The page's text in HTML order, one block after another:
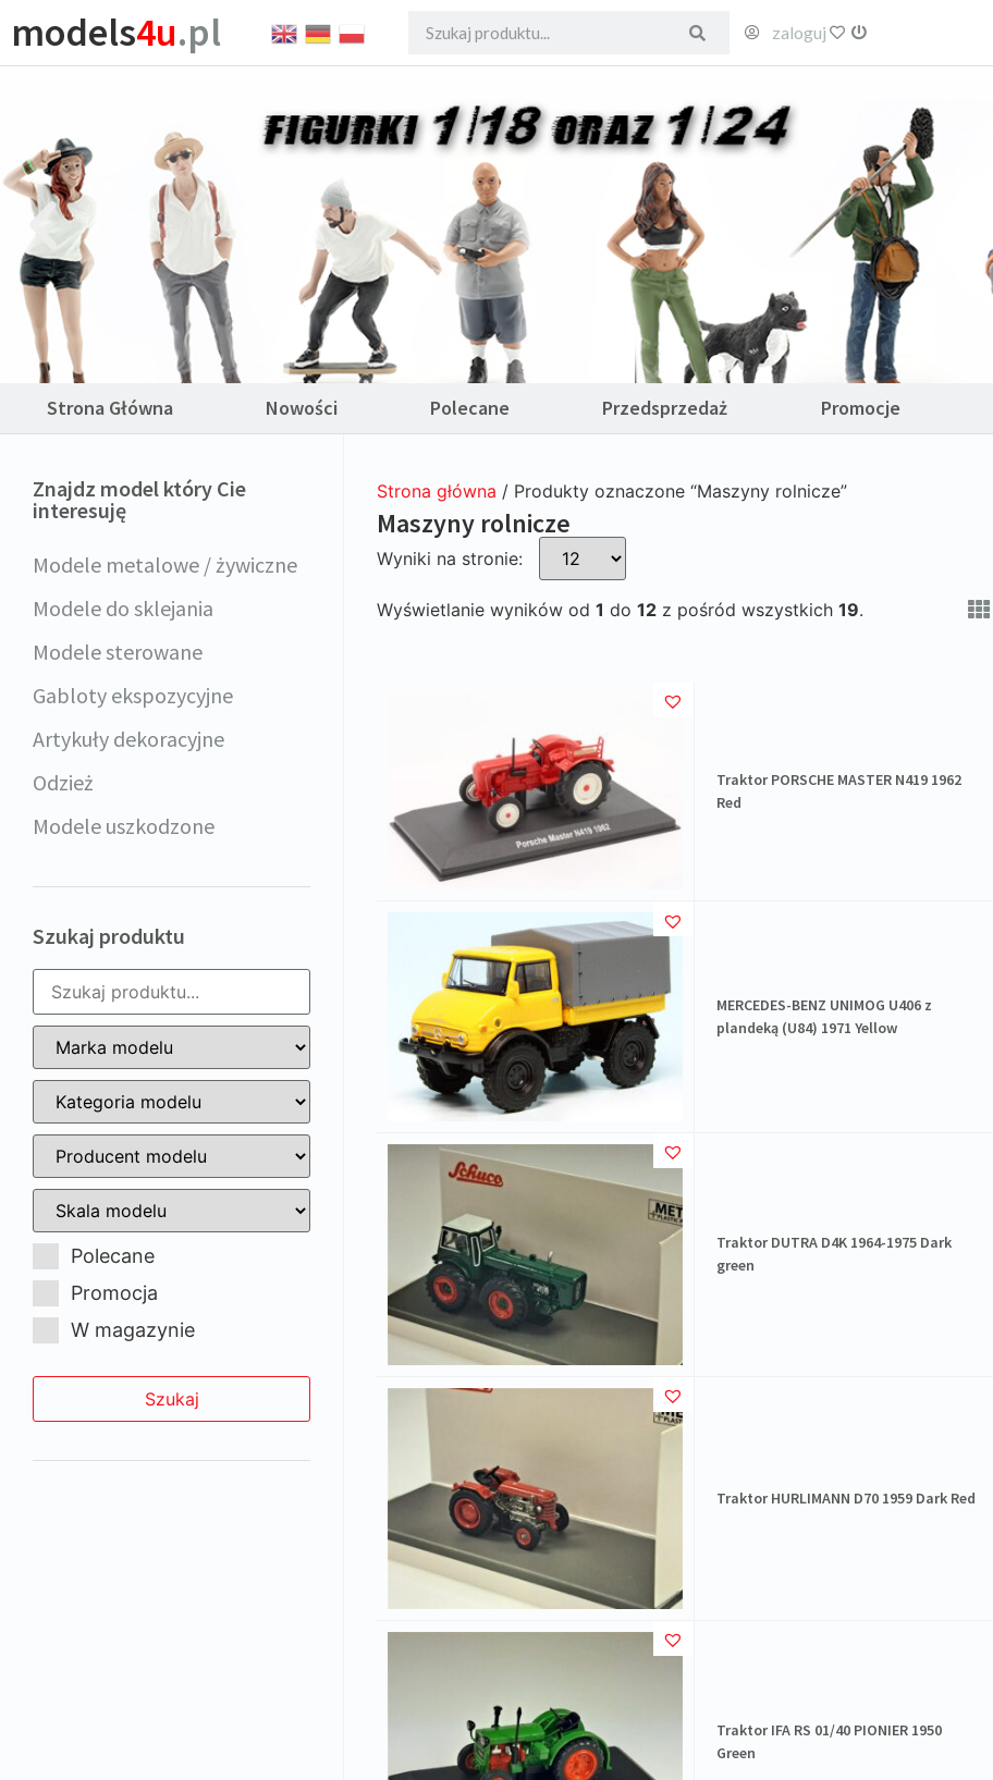
models4u.pl zaloguj ulubione
Strona Główna Nowości Polecane Przedsprzedaż Promocje
Znajdz model który Cie
interesuję
Modele metalowe / żywiczne
Modele do sklejania
Modele sterowane
Gabloty ekspozycyjne
Artykuły dekoracyjne
Odzież
Modele uszkodzone
Szukaj produktu
Polecane
Promocja
W magazynie
Strona główna / Produkty oznaczone “Maszyny rolnicze”
Maszyny rolnicze
Wyniki na stronie:
Wyświetlanie wyników od 1 do 12 z pośród wszystkich 19.
Traktor PORSCHE MASTER N419 1962
Red
MERCEDES-BENZ UNIMOG U406 z
plandeką (U84) 1971 Yellow
Traktor DUTRA D4K 1964-1975 Dark
green
Traktor HURLIMANN D70 1959 Dark Red
Traktor IFA RS 01/40 PIONIER 1950
Green